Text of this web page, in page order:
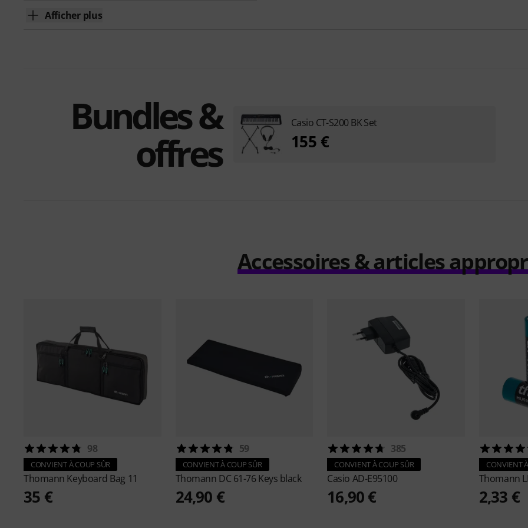
Afficher plus
Bundles &
offres
Casio CT-S200 BK Set
155 €
Accessoires & articles
98
CONVIENT À COUP SÛR
Thomann Keyboard Bag 11
35 €
59
CONVIENT À COUP SÛR
Thomann DC 61-76 Keys black
24,90 €
385
CONVIENT À COUP SÛR
Casio AD-E95100
16,90 €
CONVIENT
Thomann
2,33 €